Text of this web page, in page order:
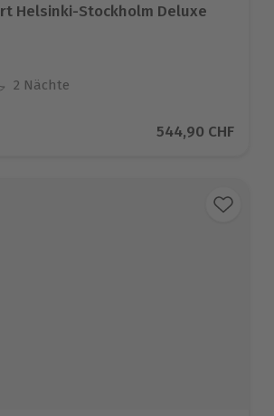
Helsinki-Stockholm Deluxe
2 Nächte
Aktueller Preis
544,90 CHF